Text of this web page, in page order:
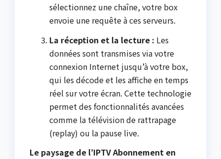
sélectionnez une chaîne, votre box
envoie une requête à ces serveurs.
La réception et la lecture : Les
données sont transmises via votre
connexion Internet jusqu’à votre box,
qui les décode et les affiche en temps
réel sur votre écran. Cette technologie
permet des fonctionnalités avancées
comme la télévision de rattrapage
(replay) ou la pause live.
Le paysage de l’IPTV Abonnement en